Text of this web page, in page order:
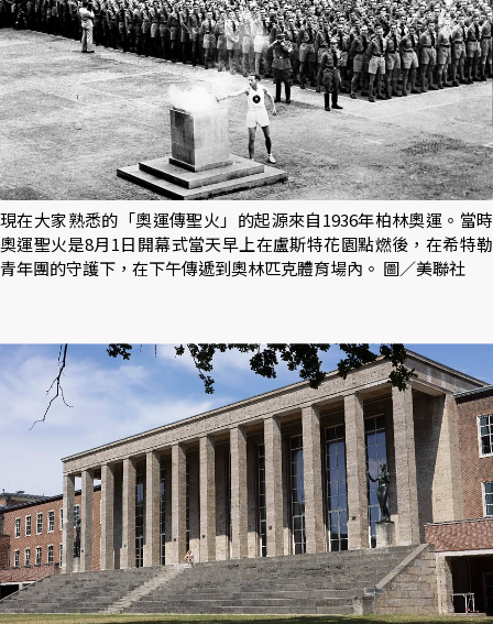
現在大家熟悉的「奧運傳聖火」的起源來自1936年柏林奧運。當時
奧運聖火是8月1日開幕式當天早上在盧斯特花園點燃後，在希特勒
青年團的守護下，在下午傳遞到奧林匹克體育場內。 圖／美聯社